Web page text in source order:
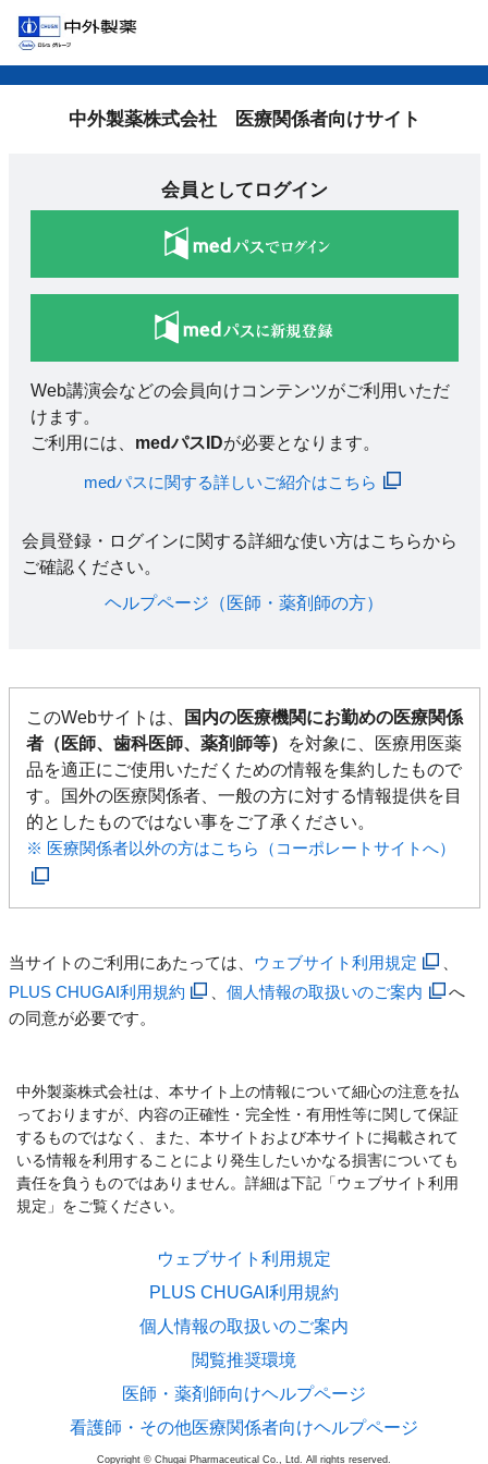
中外製薬株式会社 医療関係者向けサイト
会員としてログイン
Web講演会などの会員向けコンテンツがご利用いただ
けます。
ご利用には、 medパスIDが必要となります。
medパスに関する詳しいご紹介はこちら
会員登録・ログインに関する詳細な使い方はこちらから
ご確認ください。​
ヘルプページ（医師・薬剤師の方）​
このWebサイトは、
国内の医療機関にお勤めの医療関係
者（医師、歯科医師、薬剤師等）
を対象に、医療用医薬
品を適正にご使用いただくための情報を集約したもので
す。国外の医療関係者、一般の方に対する情報提供を目
的としたものではない事をご了承ください。
※ 医療関係者以外の方はこちら（コーポレートサイトへ）
当サイトのご利用にあたっては、 ウェブサイト利用規定
PLUS CHUGAI利用規約
、個人情報の取扱いのご案内
へ
の同意が必要です。
中外製薬株式会社は、本サイト上の情報について細心の注意を払
っておりますが、内容の正確性・完全性・有用性等に関して保証
するものではなく、また、本サイトおよび本サイトに掲載されて
いる情報を利用することにより発生したいかなる損害についても
責任を負うものではありません。詳細は下記「ウェブサイト利用
規定」をご覧ください。
ウェブサイト利用規定
PLUS CHUGAI利用規約
個人情報の取扱いのご案内
閲覧推奨環境
医師・薬剤師向けヘルプページ
看護師・その他医療関係者向けヘルプページ
Copyright © Chugai Pharmaceutical Co., Ltd. All rights reserved.